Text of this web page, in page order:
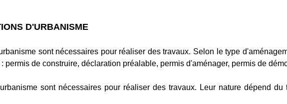
D'URBANISME
sont nécessaires pour réaliser des travaux. Selon le type
permis de construire, déclaration préalable, permis d'aménager, permis de
sont nécessaires pour réaliser des travaux. Leur nature dépend